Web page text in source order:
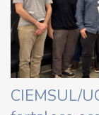
CIEMSUL/